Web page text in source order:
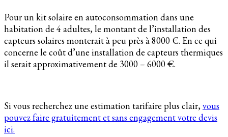
Pour un kit solaire en autoconsommation dans une
habitation de 4 adultes, le montant de l’installation des
capteurs solaires monterait à peu près à 8000 €. En ce qui
concerne le coût d’une installation de capteurs thermiques
il serait approximativement de 3000 – 6000 €.
Si vous recherchez une estimation tarifaire plus clair,vous
pouvez faire gratuitement et sans engagement votre devis
ici.